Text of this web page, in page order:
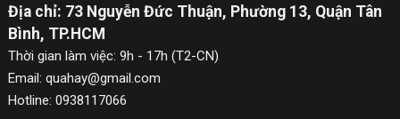
gian ngắn mà không làm gián đoạn công việc. Chip thông minh
tích hợp trong cáp bảo vệ thiết bị khỏi các rủi ro như quá tải, ngắn
mạch hoặc quá nhiệt.
Địa chỉ: 73 Nguyễn Đức Thuận, Phường 13, Quận Tân
Bình, TP.HCM
Thời gian làm việc: 9h - 17h (T2-CN)
Email: quahay@gmail.com
Hotline: 0938117066